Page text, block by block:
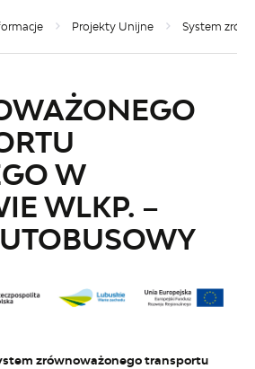
Projekty Unijne System
W
WLKP. –
zrównoważonego transportu